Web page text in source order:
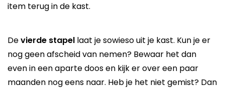
item terug in de kast.
Devierde stapel laat je sowieso uit je kast. Kun je er
nog geen afscheid van nemen? Bewaar het dan
even in een aparte doos en kijk er over een paar
maanden nog eens naar. Heb je het niet gemist? Dan